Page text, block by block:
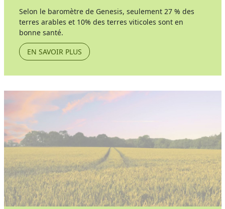
Selon le baromètre de Genesis, seulement 27 % des
terres arables et 10% des terres viticoles sont en
bonne santé.
EN SAVOIR PLUS